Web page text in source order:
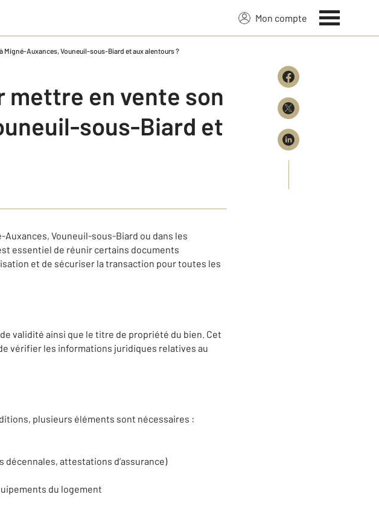
Mon compte
Migné-Auxances, Vouneuil-sous-Biard et aux alentours ?
mettre en vente son
sous-Biard et
Vouneuil-sous-Biard ou dans les
essentiel de réunir certains documents
et de sécuriser la transaction pour toutes les
validité ainsi que le titre de propriété du bien. Cet
vérifier les informations juridiques relatives au
plusieurs éléments sont nécessaires :
attestations d’assurance)
du logement